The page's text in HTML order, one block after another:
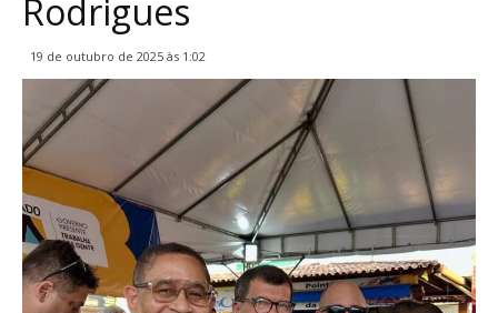
Rodrigues
19 de outubro de 2025 às 1:02